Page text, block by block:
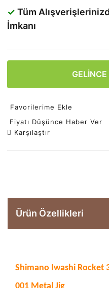
✓ Tüm
İmkanı
Favorilerime Ekle
Fiyatı Düşünce Haber Ver
Karşılaştır
Ürün Özellikleri
Shimano Iwashi Rocket